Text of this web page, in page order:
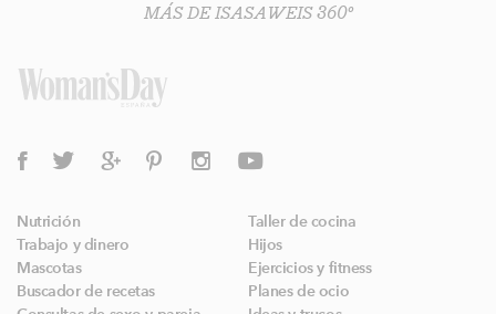
MÁS DE ISASAWEIS 360º
Nutrición
Taller de cocina
Trabajo y dinero
Hijos
Mascotas
Ejercicios y fitness
Buscador de recetas
Planes de ocio